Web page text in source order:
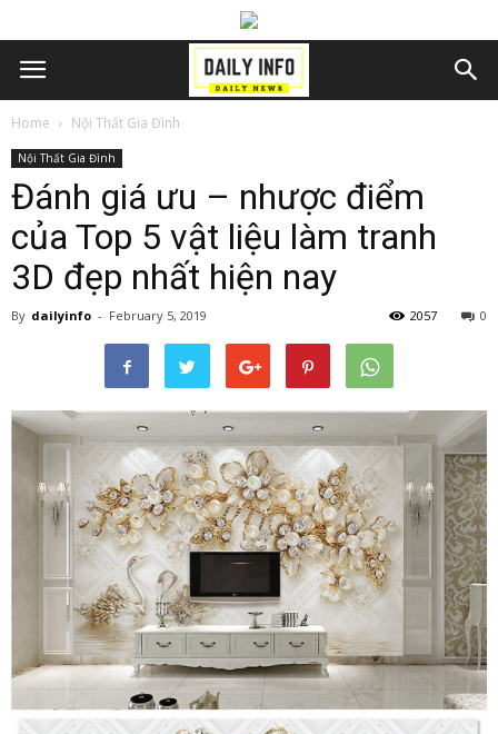
Home Nội Thất Gia Đình
Nội Thất Gia Đình
Đánh giá ưu – nhược điểm
của Top 5 vật liệu làm tranh
3D đẹp nhất hiện nay
By dailyinfo - February 5, 2019 0
2057